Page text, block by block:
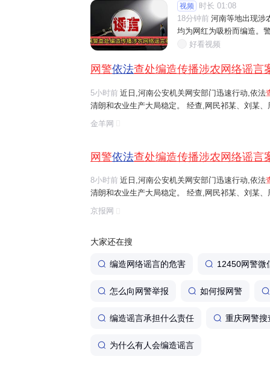

视频
时长 01:08
18分钟前 河南等地出现涉
均为网红为吸粉而编造。
好看视频
网警依法查处编造传播涉农网络谣言
5小时前 近日,河南公安机关网安部门迅速行动,依法
清朗和农业生产大局稳定。 经查,网民祁某、刘某
等多人发布涉安阳、商丘、周口、济源等地"毁粮
网络谣言信息,引发大范围
金羊网
网警依法查处编造传播涉农网络谣言
8小时前 近日,河南公安机关网安部门迅速行动,依法
清朗和农业生产大局稳定。 经查,网民祁某、刘某
等多人发布涉安阳、商丘、周口、济源等地"毁粮
京报网
大家还在搜
编造网络谣言的危害 12450网警微
怎么向网警举报 如何报网警
编造谣言承担什么责任 重庆网警搜
为什么有人会编造谣言